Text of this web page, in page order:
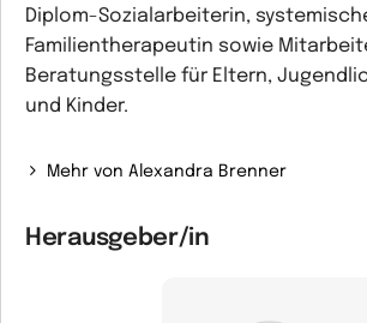
Diplom-Sozialarbeiterin,
Familientherapeutin sowie
Beratungsstelle für Eltern,
und Kinder.
Mehr von Alexandra Brenner
Herausgeber/in